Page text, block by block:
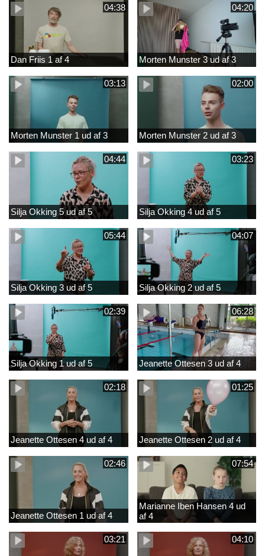
04:38
Dan Friis 1 af 4
04:20
Morten Munster 3 ud af 3
03:13
Morten Munster 1 ud af 3
02:00
Morten Munster 2 ud af 3
04:44
Silja Okking 5 ud af 5
03:23
Silja Okking 4 ud af 5
05:44
Silja Okking 3 ud af 5
04:07
Silja Okking 2 ud af 5
02:39
Silja Okking 1 ud af 5
06:28
Jeanette Ottesen 3 ud af 4
02:18
Jeanette Ottesen 4 ud af 4
01:25
Jeanette Ottesen 2 ud af 4
02:46
Jeanette Ottesen 1 ud af 4
07:54
Marianne Iben Hansen 4 ud
af 4
03:21 04:10